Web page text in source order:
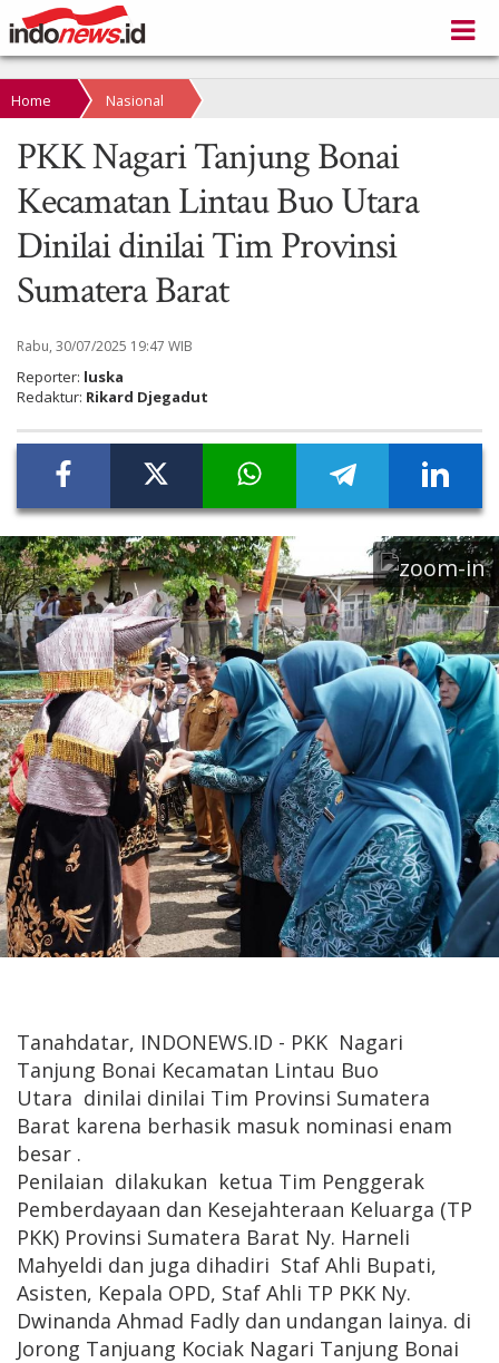
Home Nasional
PKK Nagari Tanjung Bonai
Kecamatan Lintau Buo Utara
Dinilai dinilai Tim Provinsi
Sumatera Barat
Rabu, 30/07/2025 19:47 WIB
Reporter: luska
Redaktur: Rikard Djegadut
Tanahdatar, INDONEWS.ID - PKK Nagari
Tanjung Bonai Kecamatan Lintau Buo
Utara dinilai dinilai Tim Provinsi Sumatera
Barat karena berhasik masuk nominasi enam
besar .
Penilaian dilakukan ketua Tim Penggerak
Pemberdayaan dan Kesejahteraan Keluarga (TP
PKK) Provinsi Sumatera Barat Ny. Harneli
Mahyeldi dan juga dihadiri Staf Ahli Bupati,
Asisten, Kepala OPD, Staf Ahli TP PKK Ny.
Dwinanda Ahmad Fadly dan undangan lainya. di
Jorong Tanjuang Kociak Nagari Tanjung Bonai